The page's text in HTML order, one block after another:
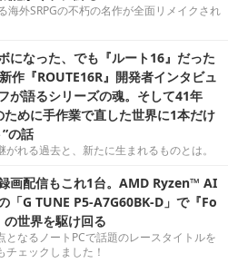
海外SRPGの不朽の名作が全面リメイクされ
になった、でも『ルート16』だった
作『ROUTE16R』開発者インタビュ
が語るシリーズの魂。そして41年
めに手作業で直した世界に1本だけ
の話
れる過去と、新たに生まれるものとは。
画配信もこれ1台。AMD Ryzen™ AI
「G TUNE P5-A7G60BK-D」で『Fo
世界を駆け回る
となるノートPCで話題のレースタイトルを
ェックしました！